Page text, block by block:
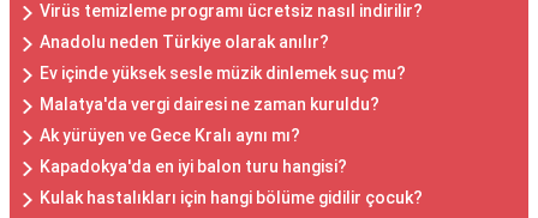
Virüs temizleme programı ücretsiz nasıl indirilir?
Anadolu neden Türkiye olarak anılır?
Ev içinde yüksek sesle müzik dinlemek suç mu?
Malatya'da vergi dairesi ne zaman kuruldu?
Ak yürüyen ve Gece Kralı aynı mı?
Kapadokya'da en iyi balon turu hangisi?
Kulak hastalıkları için hangi bölüme gidilir çocuk?